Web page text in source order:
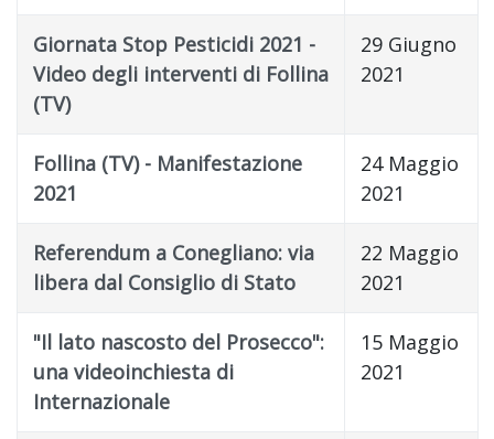
Giornata Stop Pesticidi 2021 -
Video degli interventi di Follina
(TV)
29 Giugno
2021
Follina (TV) - Manifestazione
2021
24 Maggio
2021
Referendum a Conegliano: via
libera dal Consiglio di Stato
22 Maggio
2021
"Il lato nascosto del Prosecco":
una videoinchiesta di
Internazionale
15 Maggio
2021